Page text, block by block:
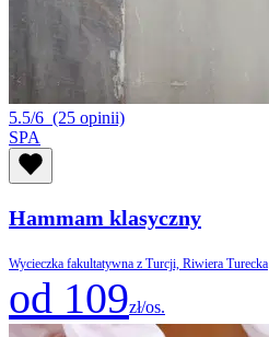
5.5/6 (25 opinii)
SPA
Hammam klasyczny
Wycieczka fakultatywna z Turcji, Riwiera Turecka
od 109zł/os.